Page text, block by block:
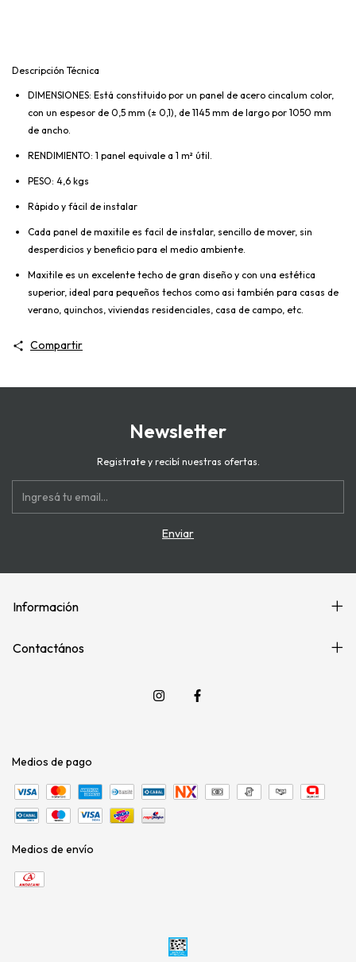
Descripción Técnica
DIMENSIONES: Está constituido por un panel de acero cincalum color,
con un espesor de 0,5 mm (± 0,1), de 1145 mm de largo por 1050 mm
de ancho.
RENDIMIENTO: 1 panel equivale a 1 m² útil.
PESO: 4,6 kgs
Rápido y fácil de instalar
Cada panel de maxitile es facil de instalar, sencillo de mover, sin
desperdicios y beneficio para el medio ambiente.
Maxitile es un excelente techo de gran diseño y con una estética
superior, ideal para pequeños techos como asi también para casas de
verano, quinchos, viviendas residenciales, casa de campo, etc.
Compartir
Newsletter
Registrate y recibí nuestras ofertas.
Información
Contactános
Medios de pago
Medios de envío